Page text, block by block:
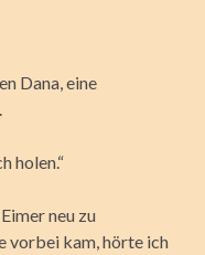
Dana, eine
holen.“
neu zu
vorbei kam, hörte ich